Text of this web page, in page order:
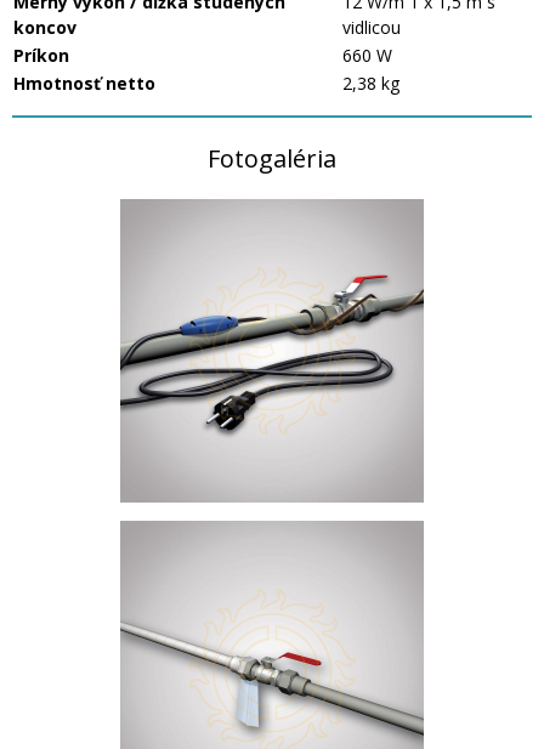
koncov
vidlicou
Príkon
660 W
Hmotnosť netto
2,38 kg
Fotogaléria